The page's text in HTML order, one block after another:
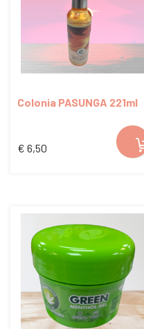
Colonia PASUNGA 221ml
€ 6,50